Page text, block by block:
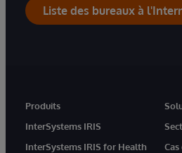
Liste des bureaux à
Produits
InterSystems IRIS
InterSystems IRIS for Health